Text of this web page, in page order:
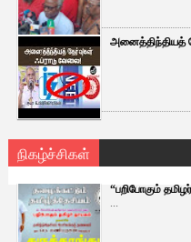
அனைத்திந்தியத்
நிகழ்ச்சிகள்
“பறிபோகும்
...